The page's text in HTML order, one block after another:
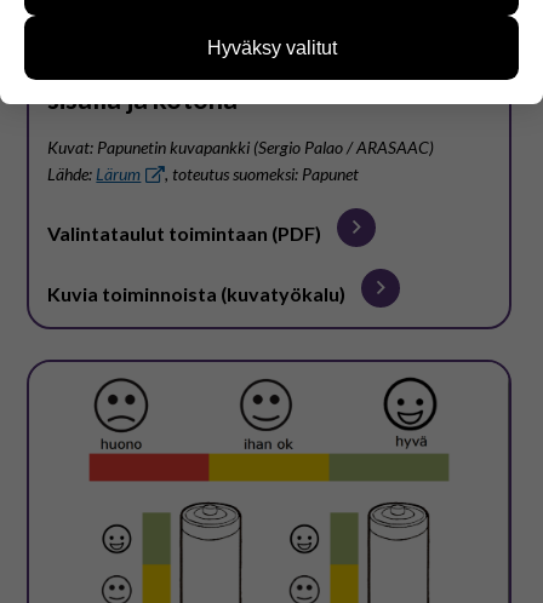
Valintataulut toimintaan ulkona,
sisällä ja kotona
Kuvat: Papunetin kuvapankki (Sergio Palao / ARASAAC)
Lähde: Lärum , toteutus suomeksi: Papunet
Valintataulut toimintaan (PDF)
Kuvia toiminnoista (kuvatyökalu)
kävijämääristä ja siitä, mitä sivuja käytetään ja
miten sivuilla liikutaan. Emme kuitenkaan kerää
yksittäiseen käyttäjään.
Voit valita, hyväksytkö näiden evästeiden käytön.
Hyväksy valitut